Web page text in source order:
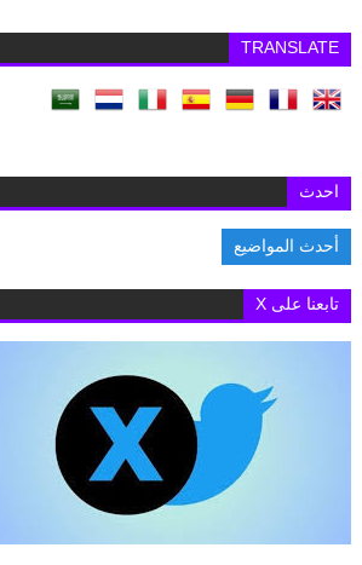
TRANSLATE
احدث
أحدث المواضيع
تابعنا على X